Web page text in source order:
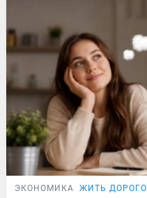
ЭКОНОМИКА ЖИТЬ ДОРОГО